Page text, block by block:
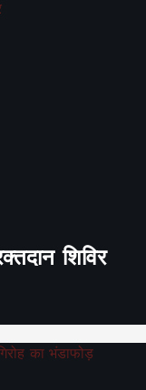
शिविर